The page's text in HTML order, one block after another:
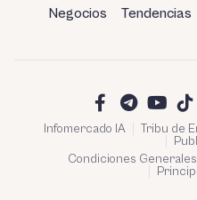
Negocios Tendencias
Infomercado IA Tribu de
Condiciones Generales